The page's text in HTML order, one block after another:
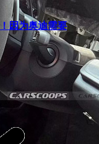
因为奥迪需要